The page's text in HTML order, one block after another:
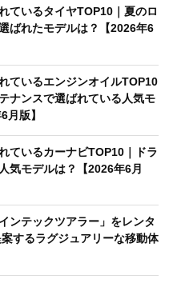
ているタイヤTOP10｜夏のロ
ばれたモデルは？【2026年6
ているエンジンオイルTOP10
ナンスで選ばれている人気モ
月版】
ているカーナビTOP10｜ドラ
気モデルは？【2026年6月
ンテックツアラー」をレンタ
するラグジュアリーな移動体